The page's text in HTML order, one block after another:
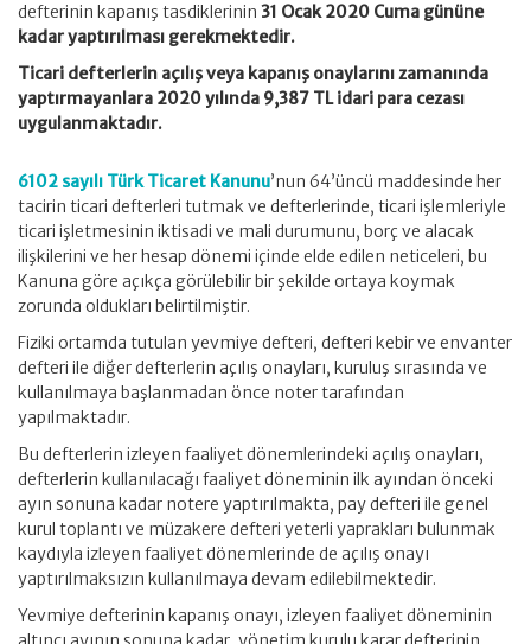
defterinin kapanış tasdiklerinin 31 Ocak 2020 Cuma gününe
kadar yaptırılması gerekmektedir.
Ticari defterlerin açılış veya kapanış onaylarını zamanında
yaptırmayanlara 2020 yılında 9,387 TL idari para cezası
uygulanmaktadır.
6102 sayılı Türk Ticaret Kanunu’nun 64’üncü maddesinde her
tacirin ticari defterleri tutmak ve defterlerinde, ticari işlemleriyle
ticari işletmesinin iktisadi ve mali durumunu, borç ve alacak
ilişkilerini ve her hesap dönemi içinde elde edilen neticeleri, bu
Kanuna göre açıkça görülebilir bir şekilde ortaya koymak
zorunda oldukları belirtilmiştir.
Fiziki ortamda tutulan yevmiye defteri, defteri kebir ve envanter
defteri ile diğer defterlerin açılış onayları, kuruluş sırasında ve
kullanılmaya başlanmadan önce noter tarafından
yapılmaktadır.
Bu defterlerin izleyen faaliyet dönemlerindeki açılış onayları,
defterlerin kullanılacağı faaliyet döneminin ilk ayından önceki
ayın sonuna kadar notere yaptırılmakta, pay defteri ile genel
kurul toplantı ve müzakere defteri yeterli yaprakları bulunmak
kaydıyla izleyen faaliyet dönemlerinde de açılış onayı
yaptırılmaksızın kullanılmaya devam edilebilmektedir.
Yevmiye defterinin kapanış onayı, izleyen faaliyet döneminin